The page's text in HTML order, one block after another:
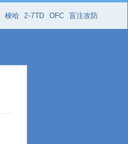
梭哈 2-7TD OFC 盲注攻防